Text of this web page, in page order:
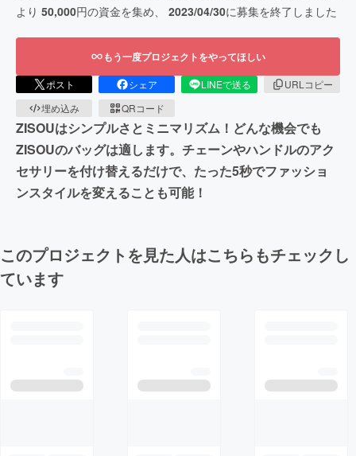
より 50,000円の資金を集め、 2023/04/30に募集を終了しました
もう一度プロジェクトをやってほしい
ポスト シェア LINEで送る
URLコピー
埋め込み
QRコード
ZISOUはシンプルさとミニマリズム！どんな機会でも
ZISOUのバッグは適します。チェーンやハンドルのアク
セサリーを付け替えるだけで、たった5秒でファッショ
ンスタイルを変えることも可能！
このプロジェクトを見た人はこちらもチェックし
ています